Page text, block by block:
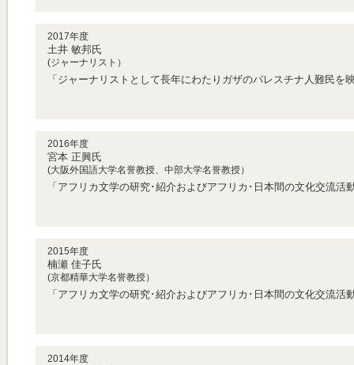
2017年度
土井 敏邦氏
(ジャーナリスト）
「ジャーナリストとして長年にわたりガザのパレスチナ人難民を
2016年度
宮本 正興氏
(大阪外国語大学名誉教授、中部大学名誉教授）
「アフリカ文学の研究･紹介およびアフリカ･日本間の文化交流活
2015年度
楠瀬 佳子氏
(京都精華大学名誉教授）
「アフリカ文学の研究･紹介およびアフリカ･日本間の文化交流活
2014年度